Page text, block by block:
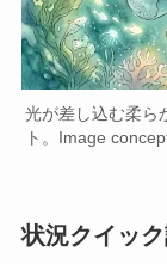
光が差し込む柔ら
ト。Image
状況クイッ